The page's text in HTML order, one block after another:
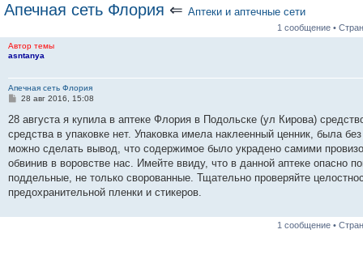
Апечная сеть Флория ⇐ Аптеки и аптечные сети
1 сообщение •
Автор темы
asntanya
Апечная сеть Флория
С
о
щ
е
и
е
28 авг 2016, 15:08
28 августа я купила в аптеке Флория в Подольске (ул Кирова)
средства в упаковке нет. Упаковка имела наклеенный ценник, была
можно сделать вывод, что содержимое было украдено самими
обвинив в воровстве нас. Имейте ввиду, что в данной аптеке опасно
поддельные, не только сворованные. Тщательно проверяйте
предохранительной пленки и стикеров.
1 сообщение •